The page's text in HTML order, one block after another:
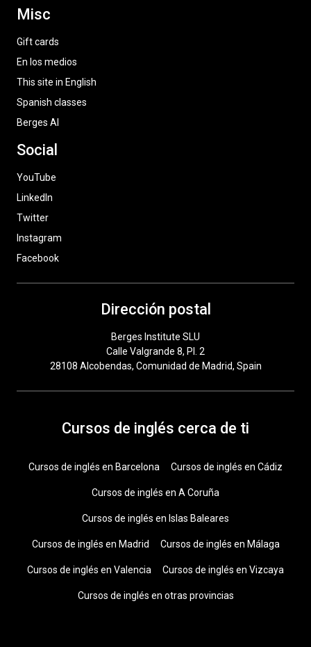
Misc
Gift cards
En los medios
This site in English
Spanish classes
Berges AI
Social
YouTube
LinkedIn
Twitter
Instagram
Facebook
Dirección postal
Berges Institute SLU
Calle Valgrande 8, Pl. 2
28108 Alcobendas, Comunidad de Madrid, Spain
Cursos de inglés cerca de ti
Cursos de inglés en Barcelona Cursos de inglés en Cádiz
Cursos de inglés en A Coruña
Cursos de inglés en Islas Baleares
Cursos de inglés en Madrid Cursos de inglés en Málaga
Cursos de inglés en Valencia Cursos de inglés en Vizcaya
Cursos de inglés en otras provincias